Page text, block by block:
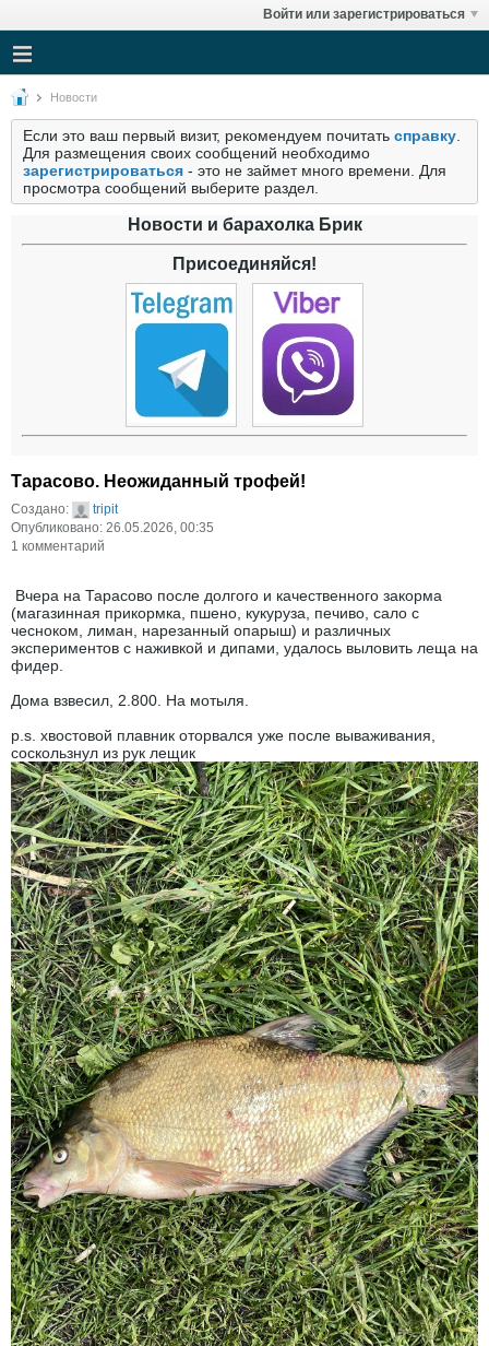
Войти или зарегистрироваться
Новости
Если это ваш первый визит, рекомендуем почитать справку
Для размещения своих сообщений необходимо
зарегистрироваться - это не займет много времени. Для
просмотра сообщений выберите раздел.
Новости и барахолка Брик
Присоединяйся!
Тарасово. Неожиданный трофей!
Создано:
tripit
Опубликовано: 26.05.2026, 00:35
1 комментарий
​ Вчера на Тарасово после долгого и качественного закорма
(магазинная прикормка, пшено, кукуруза, печиво, сало с
чесноком, лиман, нарезанный опарыш) и различных
экспериментов с наживкой и дипами, удалось выловить леща на
фидер.
Дома взвесил, 2.800. На мотыля.
p.s. хвостовой плавник оторвался уже после вываживания,
соскользнул из рук лещик